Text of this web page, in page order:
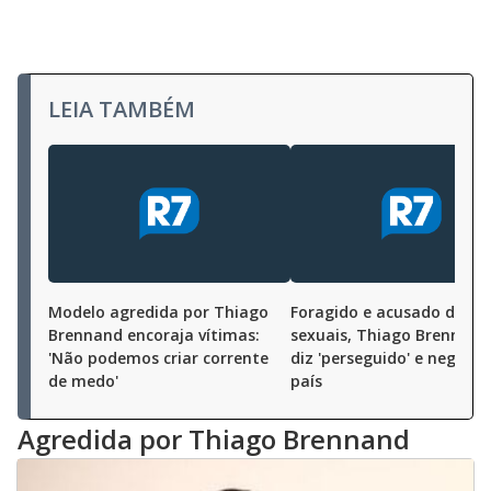
LEIA TAMBÉM
Modelo agredida por Thiago
Brennand encoraja vítimas:
'Não podemos criar corrente
de medo'
Foragido e acusado de
sexuais, Thiago
diz 'perseguido' e nega
país
Agredida por Thiago Brennand